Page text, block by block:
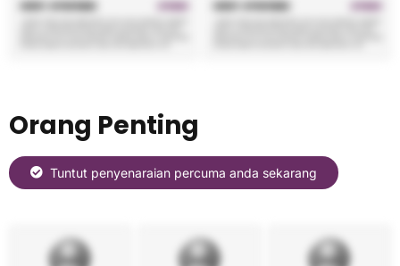
Orang Penting
Tuntut penyenaraian percuma anda sekarang